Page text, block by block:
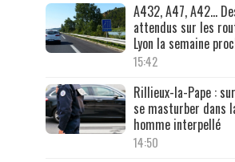
A432, A47, A42…
attendus sur les
Lyon la semaine
15:42
Rillieux-la-Pape :
se masturber dans
homme interpellé
14:50